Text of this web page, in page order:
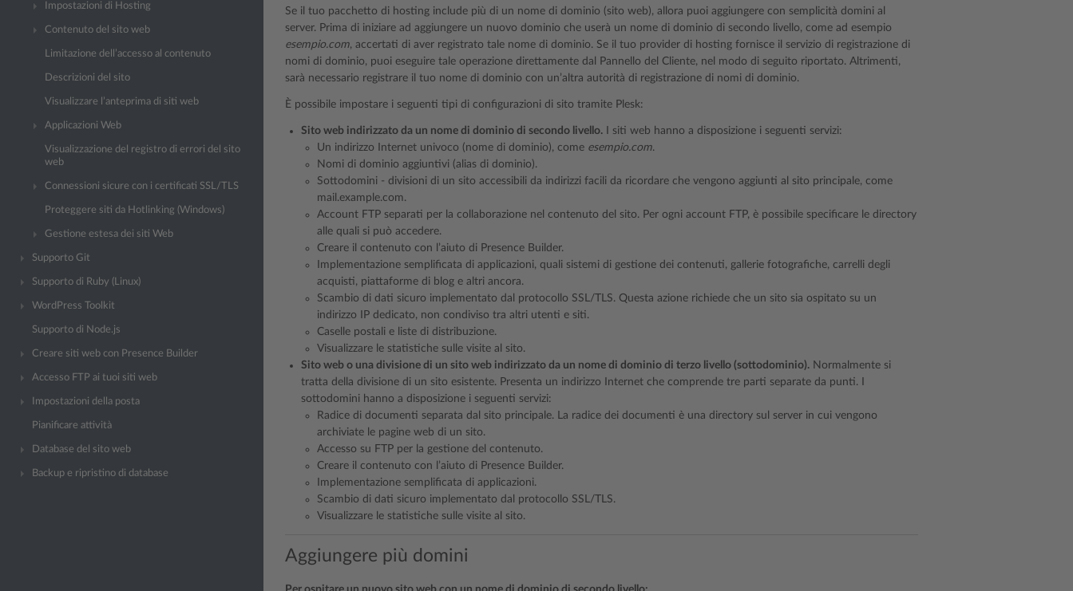
Impostazioni di Hosting
Contenuto del sito web
Limitazione dell’accesso al contenuto
Descrizioni del sito
Visualizzare l’anteprima di siti web
Applicazioni Web
Visualizzazione del registro di errori del sito
web
Connessioni sicure con i certificati SSL/TLS
Proteggere siti da Hotlinking (Windows)
Gestione estesa dei siti Web
Supporto Git
Supporto di Ruby (Linux)
WordPress Toolkit
Supporto di Node.js
Creare siti web con Presence Builder
Accesso FTP ai tuoi siti web
Impostazioni della posta
Pianificare attività
Database del sito web
Backup e ripristino di database
Se il tuo pacchetto di hosting include più di un nome di dominio (sito web), allora puoi aggiungere con semplicità domini al
server. Prima di iniziare ad aggiungere un nuovo dominio che userà un nome di dominio di secondo livello, come ad esempio
esempio.com, accertati di aver registrato tale nome di dominio. Se il tuo provider di hosting fornisce il servizio di registrazione di
nomi di dominio, puoi eseguire tale operazione direttamente dal Pannello del Cliente, nel modo di seguito riportato. Altrimenti,
sarà necessario registrare il tuo nome di dominio con un’altra autorità di registrazione di nomi di dominio.
È possibile impostare i seguenti tipi di configurazioni di sito tramite Plesk:
Sito web indirizzato da un nome di dominio di secondo livello. I siti web hanno a disposizione i seguenti servizi:
Un indirizzo Internet univoco (nome di dominio), come esempio.com.
Nomi di dominio aggiuntivi (alias di dominio).
Sottodomini - divisioni di un sito accessibili da indirizzi facili da ricordare che vengono aggiunti al sito principale, come
mail.example.com.
Account FTP separati per la collaborazione nel contenuto del sito. Per ogni account FTP, è possibile specificare le directory
alle quali si può accedere.
Creare il contenuto con l’aiuto di Presence Builder.
Implementazione semplificata di applicazioni, quali sistemi di gestione dei contenuti, gallerie fotografiche, carrelli degli
acquisti, piattaforme di blog e altri ancora.
Scambio di dati sicuro implementato dal protocollo SSL/TLS. Questa azione richiede che un sito sia ospitato su un
indirizzo IP dedicato, non condiviso tra altri utenti e siti.
Caselle postali e liste di distribuzione.
Visualizzare le statistiche sulle visite al sito.
Sito web o una divisione di un sito web indirizzato da un nome di dominio di terzo livello (sottodominio). Normalmente si
tratta della divisione di un sito esistente. Presenta un indirizzo Internet che comprende tre parti separate da punti. I
sottodomini hanno a disposizione i seguenti servizi:
Radice di documenti separata dal sito principale. La radice dei documenti è una directory sul server in cui vengono
archiviate le pagine web di un sito.
Accesso su FTP per la gestione del contenuto.
Creare il contenuto con l’aiuto di Presence Builder.
Implementazione semplificata di applicazioni.
Scambio di dati sicuro implementato dal protocollo SSL/TLS.
Visualizzare le statistiche sulle visite al sito.
Aggiungere più domini